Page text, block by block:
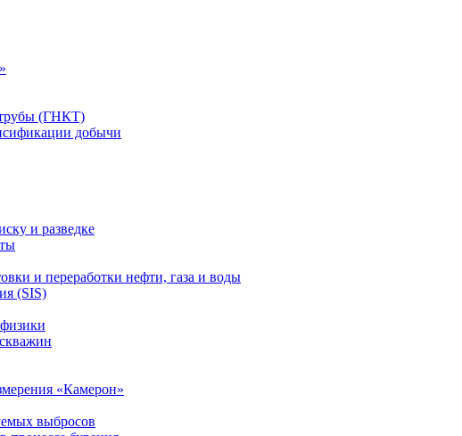
(ГНКТ)
добычи
и разведке
и переработки нефти, газа и воды
(SIS)
«Камерон»
выбросов